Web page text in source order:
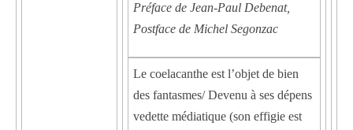
Préface de Jean-Paul Debenat,
Postface de Michel Segonzac
Le coelacanthe est l’objet de bien
des fantasmes/ Devenu à ses dépens
vedette médiatique (son effigie est